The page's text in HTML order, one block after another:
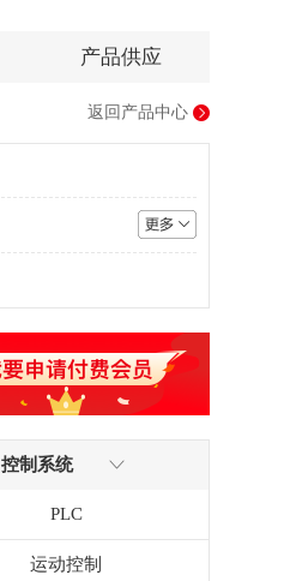
产品供应
返回产品中心
控制系统
PLC
运动控制